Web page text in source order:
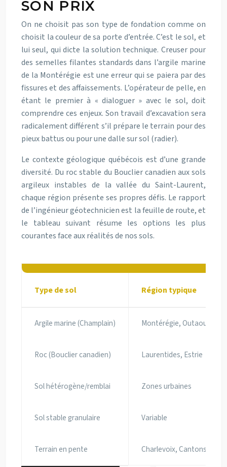
SON PRIX
On ne choisit pas son type de fondation comme on
choisit la couleur de sa porte d’entrée. C’est le sol, et
lui seul, qui dicte la solution technique. Creuser pour
des semelles filantes standards dans l’argile marine
de la Montérégie est une erreur qui se paiera par des
fissures et des affaissements. L’opérateur de pelle, en
étant le premier à « dialoguer » avec le sol, doit
comprendre ces enjeux. Son travail d’excavation sera
radicalement différent s’il prépare le terrain pour des
pieux battus ou pour une dalle sur sol (radier).
Le contexte géologique québécois est d’une grande
diversité. Du roc stable du Bouclier canadien aux sols
argileux instables de la vallée du Saint-Laurent,
chaque région présente ses propres défis. Le rapport
de l’ingénieur géotechnicien est la feuille de route, et
le tableau suivant résume les options les plus
courantes face aux réalités de nos sols.
Type de sol Région typique
Argile marine (Champlain) Montérégie, Outaouais
Roc (Bouclier canadien) Laurentides, Estrie
Sol hétérogène/remblai Zones urbaines
Sol stable granulaire Variable
Terrain en pente Charlevoix, Cantons-de-